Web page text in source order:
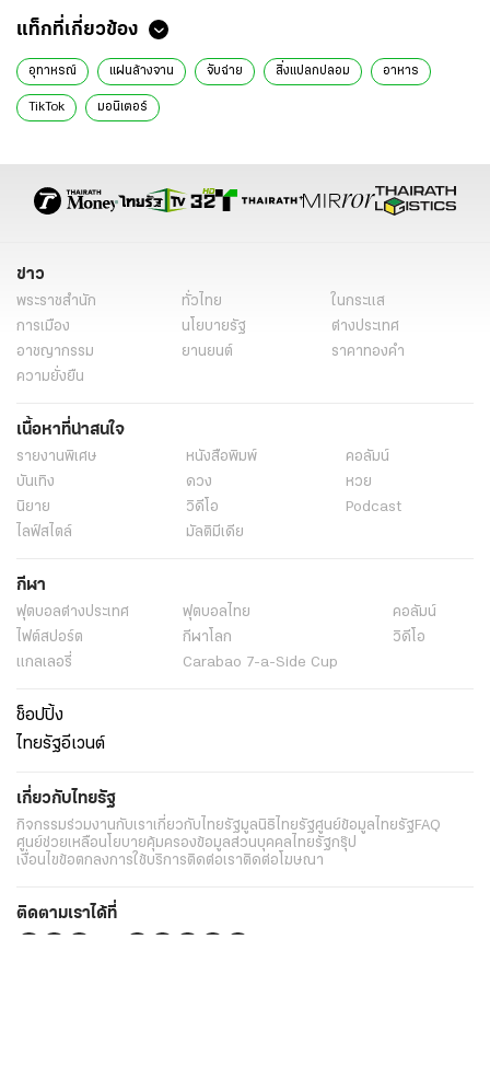
แท็กที่เกี่ยวข้อง
อุทาหรณ์ แผ่นล้างจาน จับฉ่าย สิ่งแปลกปลอม อาหาร
TikTok มอนิเตอร์
ข่าว
พระราชสำนัก ทั่วไทย
ในกระแส
การเมือง
นโยบายรัฐ
ต่างประเทศ
อาชญากรรม
ยานยนต์
ราคาทองคำ
ความยั่งยืน
เนื้อหาที่น่าสนใจ
รายงานพิเศษ หนังสือพิมพ์
คอลัมน์
บันเทิง
ดวง
หวย
นิยาย
วิดีโอ
Podcast
ไลฟ์สไตล์
มัลติมีเดีย
กีฬา
ฟุตบอลต่่างประเทศ ฟุตบอลไทย
คอลัมน์
ไฟต์สปอร์ต
กีฬาโลก
วิดีโอ
แกลเลอรี่
Carabao 7-a-Side Cup
ช็อปปิ้ง
ไทยรัฐอีเวนต์
เกี่ยวกับไทยรัฐ
กิจกรรมร่วมงานกับเราเกี่ยวกับไทยรัฐมูลนิธิไทยรัฐศูนย์ข้อมูลไทยรัฐFAQ
ศูนย์ช่วยเหลือนโยบายคุ้มครองข้อมูลส่วนบุคคลไทยรัฐกรุ๊ป
เงื่อนไขข้อตกลงการใช้บริการติดต่อเราติดต่อโฆษณา
ติดตามเราได้ที่